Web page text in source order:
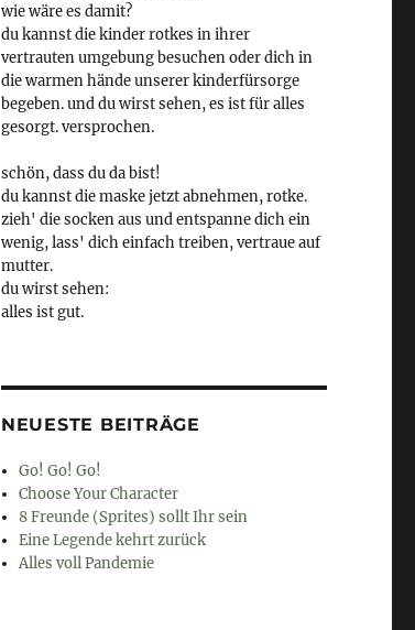
wie wäre es damit?
du kannst die kinder rotkes in ihrer
vertrauten umgebung besuchen oder dich in
die warmen hände unserer kinderfürsorge
begeben. und du wirst sehen, es ist für alles
gesorgt. versprochen.
schön, dass du da bist!
du kannst die maske jetzt abnehmen, rotke.
zieh' die socken aus und entspanne dich ein
wenig, lass' dich einfach treiben, vertraue auf
mutter.
du wirst sehen:
alles ist gut.
NEUESTE BEITRÄGE
Go! Go! Go!
Choose Your Character
8 Freunde (Sprites) sollt Ihr sein
Eine Legende kehrt zurück
Alles voll Pandemie